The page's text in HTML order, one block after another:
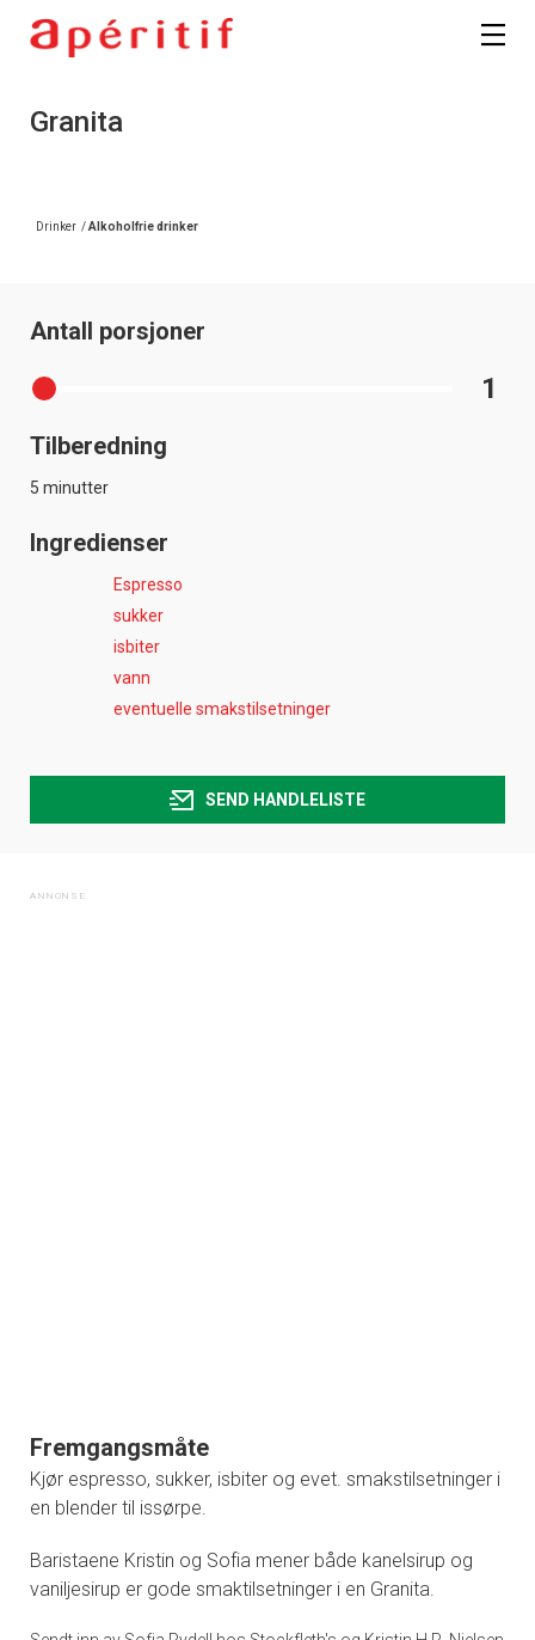
Granita
Drinker /Alkoholfrie drinker
Antall porsjoner
1
Tilberedning
5 minutter
Ingredienser
Espresso
sukker
isbiter
vann
eventuelle smakstilsetninger
SEND HANDLELISTE
Fremgangsmåte
Kjør espresso, sukker, isbiter og evet. smakstilsetninger i
en blender til issørpe.
Baristaene Kristin og Sofia mener både kanelsirup og
vaniljesirup er gode smaktilsetninger i en Granita.